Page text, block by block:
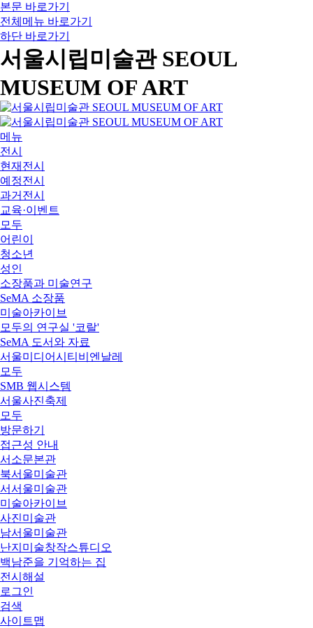
본문 바로가기
전체메뉴 바로가기
하단 바로가기
서울시립미술관 SEOUL
MUSEUM OF ART
메뉴
전시
현재전시
예정전시
과거전시
교육·이벤트
모두
어린이
청소년
성인
소장품과 미술연구
SeMA 소장품
미술아카이브
모두의 연구실 '코랄'
SeMA 도서와 자료
서울미디어시티비엔날레
모두
SMB 웹시스템
서울사진축제
모두
방문하기
접근성 안내
서소문본관
북서울미술관
서서울미술관
미술아카이브
사진미술관
남서울미술관
난지미술창작스튜디오
백남준을 기억하는 집
전시해설
로그인
검색
사이트맵